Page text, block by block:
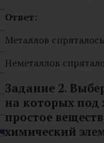
Ответ:
Металлов
Неметаллов
Задание 2.
на которых под
простое
химический